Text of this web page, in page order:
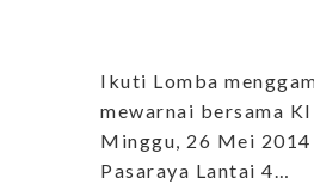
Ikuti Lomba
mewarnai bersama
Minggu, 26 Mei
Pasaraya Lantai 4…